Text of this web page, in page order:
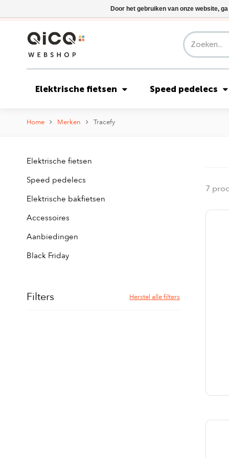
Elektrische fietsen Speed pedelecs
Home Merken Tracefy
Elektrische fietsen
Speed pedelecs
Elektrische bakfietsen
Accessoires
Aanbiedingen
Black Friday
Filters Herstel alle filters
7
Door het gebruiken van onze website,